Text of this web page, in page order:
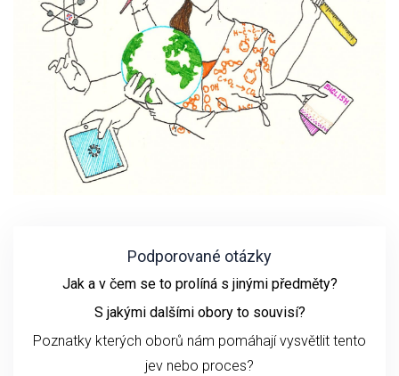
Podporované otázky
Jak a v čem se to prolíná s jinými předměty?
S jakými dalšími obory to souvisí?
Poznatky kterých oborů nám pomáhají vysvětlit tento
jev nebo proces?